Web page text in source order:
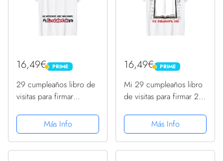
16,49€ PRIME
PRIME
29 cumpleaños libro de
visitas para firmar
CamisetaMás Info
16,49€ PRIME
PRIME
Mi 29 cumpleaños libro
de visitas para firmar 29
Más Info